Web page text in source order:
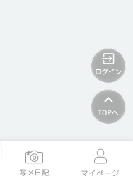
写メ日記 マイページ